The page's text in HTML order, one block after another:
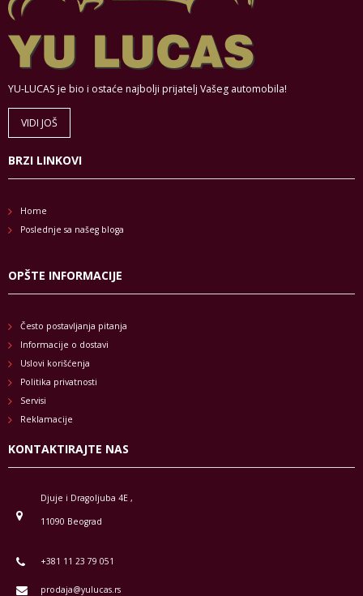
YU-LUCAS je bio i ostaće najbolji prijatelj Vašeg automobila!
VIDI JOŠ
BRZI LINKOVI
Home
Poslednje sa našeg bloga
OPŠTE INFORMACIJE
Često postavljanja pitanja
Informacije o dostavi
Uslovi korišćenja
Politika privatnosti
Servisi
Reklamacije
KONTAKTIRAJTE NAS
Djuje i Dragoljuba 4E ,
11090 Beograd
+381 11 23 79 051
prodaja@yulucas.rs